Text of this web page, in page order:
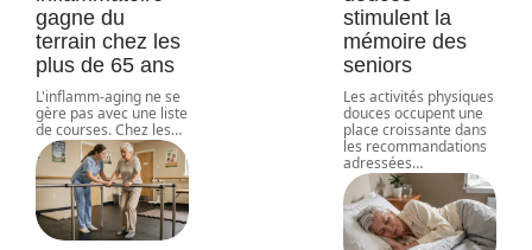
gagne du
terrain chez les
plus de 65 ans
L'inflamm-aging ne se
gère pas avec une liste
de courses. Chez les…
stimulent la
mémoire des
seniors
Les activités physiques
douces occupent une
place croissante dans
les recommandations
adressées…